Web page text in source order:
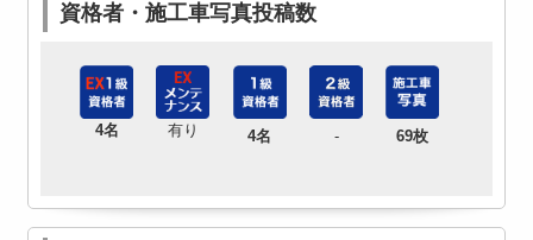
資格者・施工車写真投稿数
4名 有り 4名 - 69枚